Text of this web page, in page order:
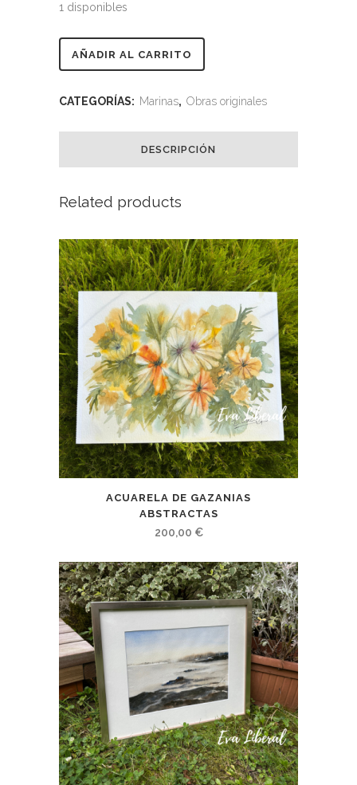
1 disponibles
Acuarela
AÑADIR AL CARRITO
CATEGORÍAS: Marinas, Obras originales
DESCRIPCIÓN
Related products
ACUARELA DE GAZANIAS
ABSTRACTAS
200,00 €